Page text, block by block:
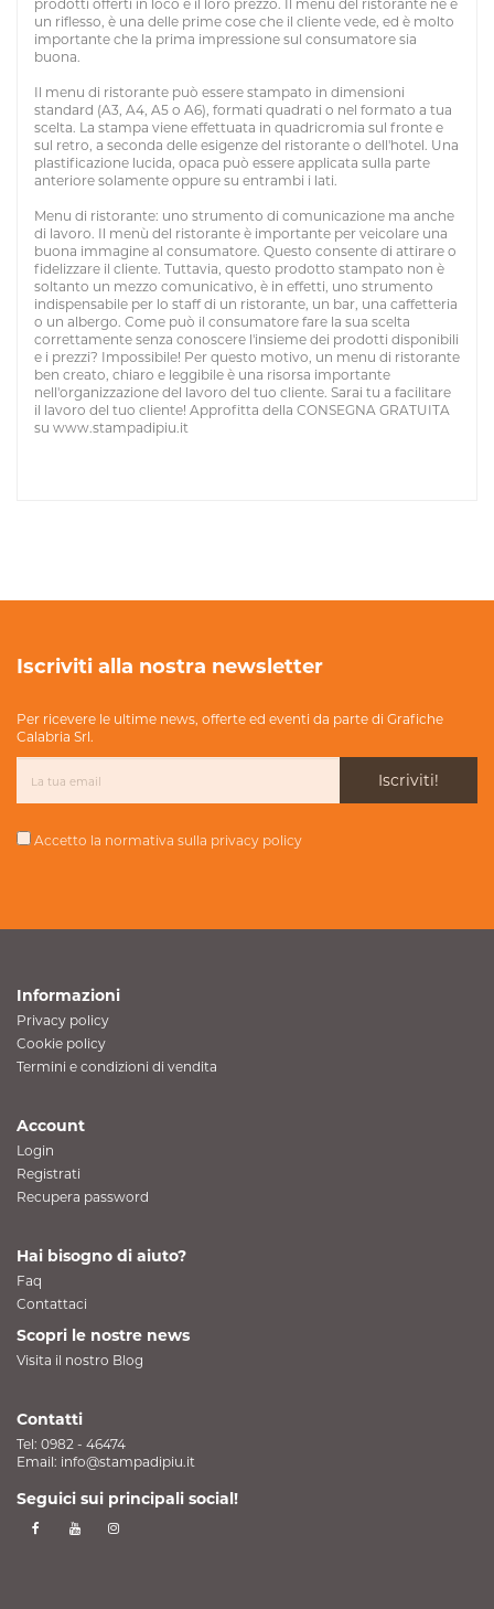
prodotti offerti in loco e il loro prezzo. Il menù del ristorante ne è
un riflesso, è una delle prime cose che il cliente vede, ed è molto
importante che la prima impressione sul consumatore sia
buona.
Il menu di ristorante può essere stampato in dimensioni
standard (A3, A4, A5 o A6), formati quadrati o nel formato a tua
scelta. La stampa viene effettuata in quadricromia sul fronte e
sul retro, a seconda delle esigenze del ristorante o dell'hotel. Una
plastificazione lucida, opaca può essere applicata sulla parte
anteriore solamente oppure su entrambi i lati.
Menu di ristorante: uno strumento di comunicazione ma anche
di lavoro. Il menù del ristorante è importante per veicolare una
buona immagine al consumatore. Questo consente di attirare o
fidelizzare il cliente. Tuttavia, questo prodotto stampato non è
soltanto un mezzo comunicativo, è in effetti, uno strumento
indispensabile per lo staff di un ristorante, un bar, una caffetteria
o un albergo. Come può il consumatore fare la sua scelta
correttamente senza conoscere l'insieme dei prodotti disponibili
e i prezzi? Impossibile! Per questo motivo, un menu di ristorante
ben creato, chiaro e leggibile è una risorsa importante
nell'organizzazione del lavoro del tuo cliente. Sarai tu a facilitare
il lavoro del tuo cliente! Approfitta della CONSEGNA GRATUITA
su www.stampadipiu.it
Iscriviti alla nostra newsletter
Per ricevere le ultime news, offerte ed eventi da parte di Grafiche
Calabria Srl.
Iscriviti!
Accetto la normativa sulla privacy policy
Informazioni
Privacy policy
Cookie policy
Termini e condizioni di vendita
Account
Login
Registrati
Recupera password
Hai bisogno di aiuto?
Faq
Contattaci
Scopri le nostre news
Visita il nostro Blog
Contatti
Tel: 0982 - 46474
Email: info@stampadipiu.it
Seguici sui principali social!